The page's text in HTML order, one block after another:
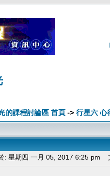
的課程討論區 首頁 -> 行星六 心
: 星期四 一月 05, 2017 6:25 pm